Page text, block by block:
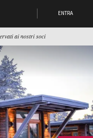
ENTRA
ai nostri soci